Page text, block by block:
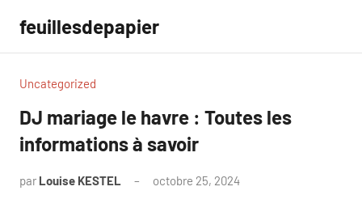
contenu
feuillesdepapier
Uncategorized
DJ mariage le havre : Toutes les
informations à savoir
par Louise KESTEL octobre 25, 2024